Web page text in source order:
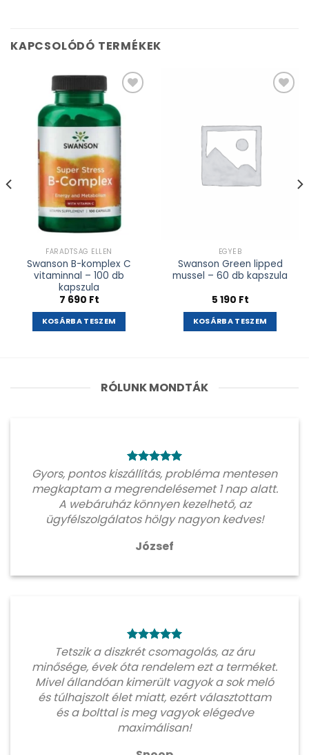
KAPCSOLÓDÓ TERMÉKEK
Kívánságlistához
adás
FÁRADTSÁG ELLEN
Swanson B-komplex C
vitaminnal – 100 db
kapszula
7 690 Ft
KOSÁRBA TESZEM
EGYÉB
Swanson Green lipped
mussel – 60 db kapszula
5 190 Ft
KOSÁRBA TESZEM
RÓLUNK MONDTÁK
Gyors, pontos kiszállítás, probléma mentesen
megkaptam a megrendelésemet 1 nap alatt.
A webáruház könnyen kezelhető, az
ügyfélszolgálatos hölgy nagyon kedves!
József
Tetszik a diszkrét csomagolás, az áru
minősége, évek óta rendelem ezt a terméket.
Mivel állandóan kimerült vagyok a sok meló
és túlhajszolt élet miatt, ezért választottam
és a bolttal is meg vagyok elégedve
maximálisan!